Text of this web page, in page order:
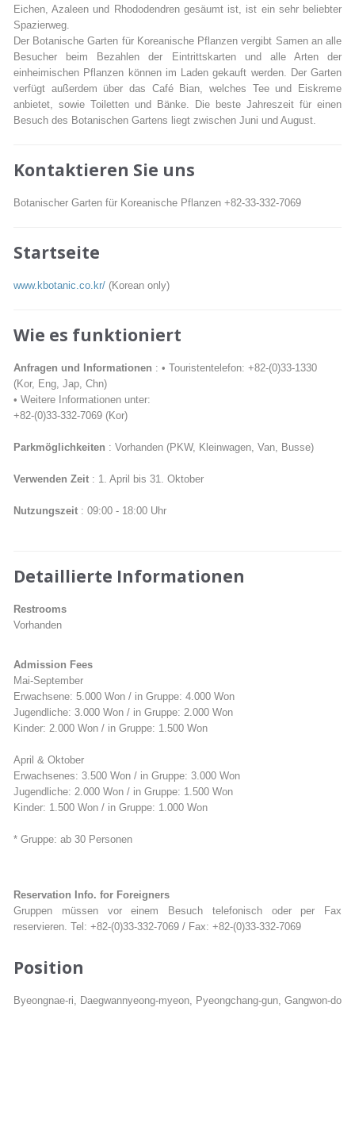
Eichen, Azaleen und Rhododendren gesäumt ist, ist ein sehr beliebter
Spazierweg.
Der Botanische Garten für Koreanische Pflanzen vergibt Samen an alle
Besucher beim Bezahlen der Eintrittskarten und alle Arten der
einheimischen Pflanzen können im Laden gekauft werden. Der Garten
verfügt außerdem über das Café Bian, welches Tee und Eiskreme
anbietet, sowie Toiletten und Bänke. Die beste Jahreszeit für einen
Besuch des Botanischen Gartens liegt zwischen Juni und August.
Kontaktieren Sie uns
Botanischer Garten für Koreanische Pflanzen +82-33-332-7069
Startseite
www.kbotanic.co.kr/ (Korean only)
Wie es funktioniert
Anfragen und Informationen : • Touristentelefon: +82-(0)33-1330
(Kor, Eng, Jap, Chn)
• Weitere Informationen unter:
+82-(0)33-332-7069 (Kor)
Parkmöglichkeiten : Vorhanden (PKW, Kleinwagen, Van, Busse)
Verwenden Zeit : 1. April bis 31. Oktober
Nutzungszeit : 09:00 - 18:00 Uhr
Detaillierte Informationen
Restrooms
Vorhanden
Admission Fees
Mai-September
Erwachsene: 5.000 Won / in Gruppe: 4.000 Won
Jugendliche: 3.000 Won / in Gruppe: 2.000 Won
Kinder: 2.000 Won / in Gruppe: 1.500 Won
April & Oktober
Erwachsenes: 3.500 Won / in Gruppe: 3.000 Won
Jugendliche: 2.000 Won / in Gruppe: 1.500 Won
Kinder: 1.500 Won / in Gruppe: 1.000 Won
* Gruppe: ab 30 Personen
Reservation Info. for Foreigners
Gruppen müssen vor einem Besuch telefonisch oder per Fax
reservieren. Tel: +82-(0)33-332-7069 / Fax: +82-(0)33-332-7069
Position
Byeongnae-ri, Daegwannyeong-myeon, Pyeongchang-gun, Gangwon-do